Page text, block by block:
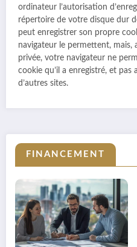
ordinateur l’autorisation
répertoire de votre disque dur
peut enregistrer son propre
navigateur le permettent, mais,
privée, votre navigateur ne
cookie qu’il a enregistré, et pas
d’autres sites.
FINANCEMENT